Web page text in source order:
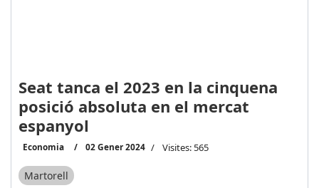
Seat tanca el 2023 en la cinquena
posició absoluta en el mercat
espanyol
Economia 02 Gener 2024 Visites: 565
Martorell